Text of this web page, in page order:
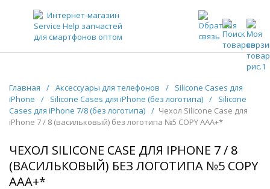
ЗАПЧАСТИ ДЛЯ ТЕЛЕФОНОВ ОПТОМ
Главная / Аксессуары для телефонов /
Silicone Cases для
iPhone
/ Silicone Cases для iPhone (без логотипа) /
Silicone
Cases для iPhone 7/8 (без логотипа) / Чехол Silicone Case для
iPhone 7 / 8 (васильковый) без логотипа №5 COPY AAA+*
ЧЕХОЛ SILICONE CASE ДЛЯ IPHONE 7 / 8
(ВАСИЛЬКОВЫЙ) БЕЗ ЛОГОТИПА №5 COPY
AAA+*